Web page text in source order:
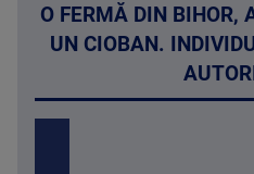
O FERMĂ DIN BIHOR,
UN CIOBAN.